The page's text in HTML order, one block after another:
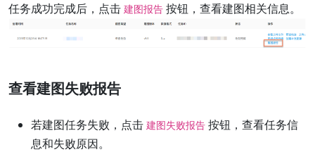
任务成功完成后，点击 建图报告 按钮，查看建图相关信息。
查看建图失败报告
若建图任务失败，点击 建图失败报告 按钮，查看任务信
息和失败原因。